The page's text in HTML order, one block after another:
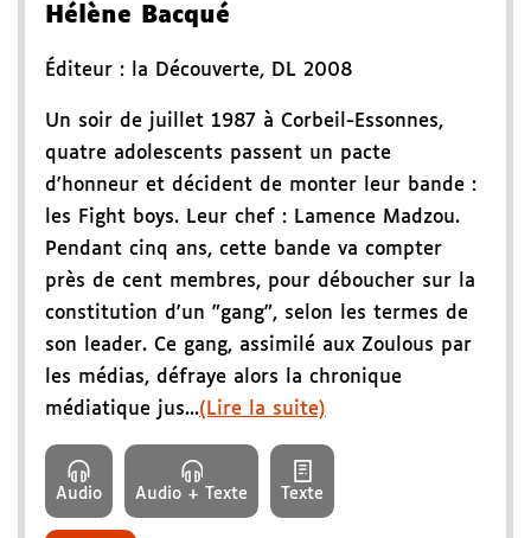
Hélène Bacqué
Éditeur : la Découverte, DL 2008
Un soir de juillet 1987 à Corbeil-Essonnes,
quatre adolescents passent un pacte
d'honneur et décident de monter leur bande :
les Fight boys. Leur chef : Lamence Madzou.
Pendant cinq ans, cette bande va compter
près de cent membres, pour déboucher sur la
constitution d'un "gang", selon les termes de
son leader. Ce gang, assimilé aux Zoulous par
les médias, défraye alors la chronique
médiatique jus...(Lire la suite)
Audio Audio + Texte Texte